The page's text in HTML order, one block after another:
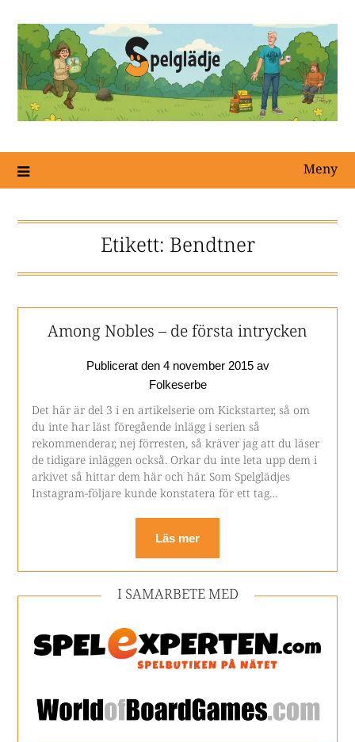
Meny
Etikett: Bendtner
Among Nobles – de första intrycken
Publicerat den 4 november 2015av
Folkeserbe
Det här är del 3 i en artikelserie om Kickstarter, så om
du inte har läst föregående inlägg i serien så
rekommenderar, nej förresten, så kräver jag att du läser
de tidigare inläggen också. Orkar du inte leta upp dem i
arkivet så hittar dem här och här. Som Spelglädjes
Instagram-följare kunde konstatera för ett tag…
Läs mer
I SAMARBETE MED